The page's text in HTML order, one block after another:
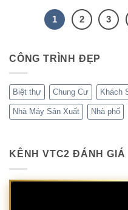
1 2 3
CÔNG TRÌNH ĐẸP
Biệt thự Chung Cư Khách
Nhà Máy Sản Xuất Nhà phố
KÊNH VTC2 ĐÁNH GIÁ
Trình